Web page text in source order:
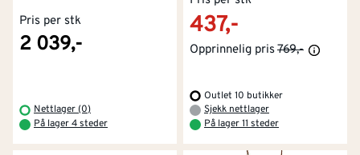
Pris per stk
2 039,-
Nettlager (0)
På lager 4 steder
437,-
Opprinnelig pris769,-
Outlet 10 butikker
Sjekk nettlager
På lager 11 steder